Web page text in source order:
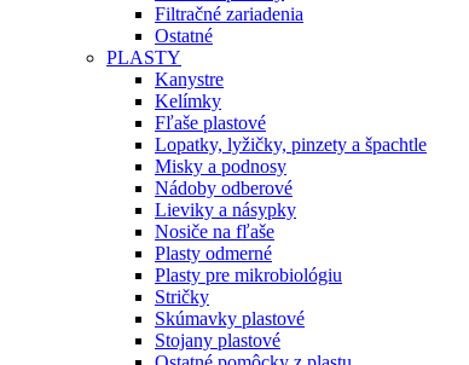
Filtračné zariadenia
Ostatné
PLASTY
Kanystre
Kelímky
Fľaše plastové
Lopatky, lyžičky, pinzety a špachtle
Misky a podnosy
Nádoby odberové
Lieviky a násypky
Nosiče na fľaše
Plasty odmerné
Plasty pre mikrobiológiu
Stričky
Skúmavky plastové
Stojany plastové